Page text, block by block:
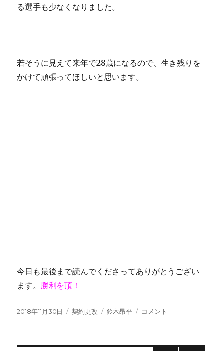
る選手も少なくなりました。
若そうに見えて来年で28歳になるので、生き残りを
かけて頑張ってほしいと思います。
今日も最後まで読んでくださってありがとうござい
ます。 勝利を頂！
投
2018年11月30日
カ
契約更改
タ
鈴木昂平
鈴
コメント